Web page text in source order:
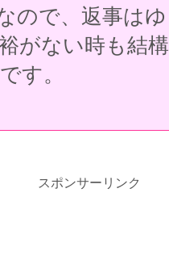
ので、返事は
がない時も結
す。
スポンサーリンク